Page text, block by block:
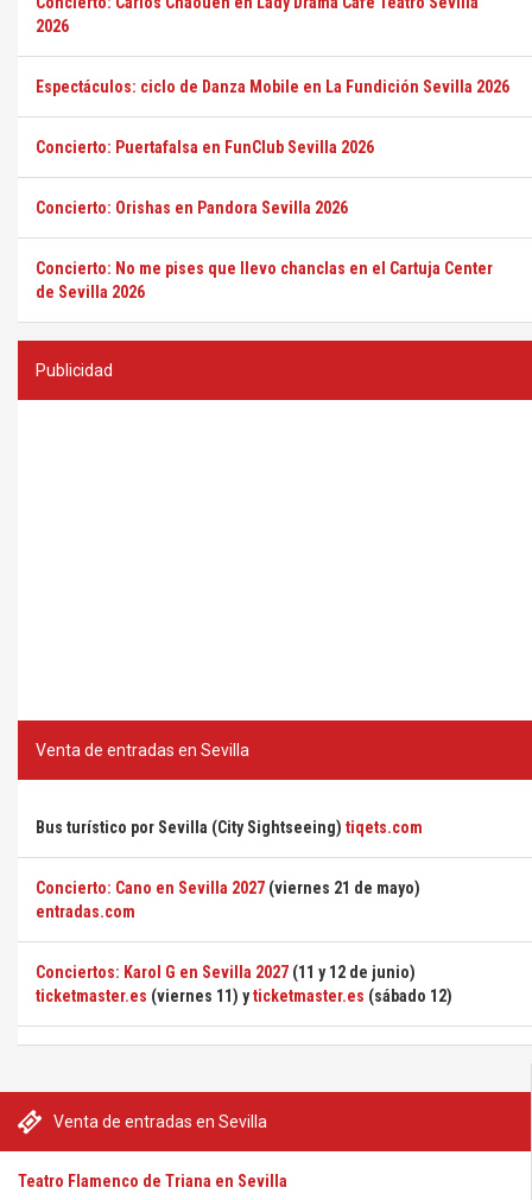
Venta de entradas en Sevilla
Teatro Flamenco de Triana en Sevilla
2026
Espectáculos: ciclo de Danza Mobile en La Fundición Sevilla 2026
Concierto: Puertafalsa en FunClub Sevilla 2026
Concierto: Orishas en Pandora Sevilla 2026
Concierto: No me pises que llevo chanclas en el Cartuja Center
de Sevilla 2026
Publicidad
Venta de entradas en Sevilla
Bus turístico por Sevilla (City Sightseeing) tiqets.com
Concierto: Cano en Sevilla 2027 (viernes 21 de mayo)
entradas.com
Conciertos: Karol G en Sevilla 2027 (11 y 12 de junio)
ticketmaster.es (viernes 11) yticketmaster.es (sábado 12)